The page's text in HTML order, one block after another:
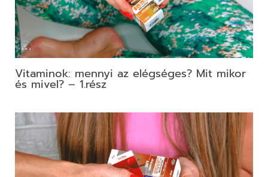
Vitaminok: mennyi az elégséges? Mit mikor
és mivel? – 1.rész